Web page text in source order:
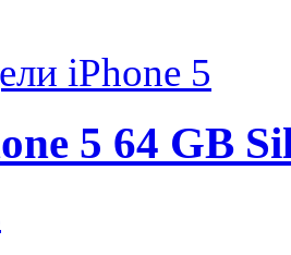
iPhone 5
5 64 GB